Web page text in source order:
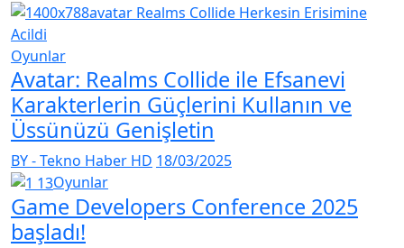
Oyunlar
Avatar: Realms Collide ile Efsanevi
Karakterlerin Güçlerini Kullanın ve
Üssünüzü Genişletin​
BY - Tekno Haber HD 18/03/2025
Oyunlar
Game Developers Conference 2025
başladı!